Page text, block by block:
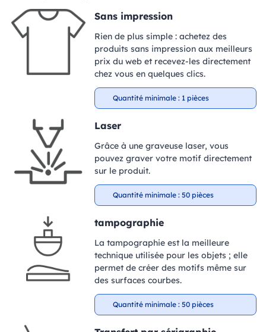
Sans impression
Rien de plus simple : achetez des
produits sans impression aux meilleurs
prix du web et recevez-les directement
chez vous en quelques clics.
Quantité minimale : 1 pièces
Laser
Grâce à une graveuse laser, vous
pouvez graver votre motif directement
sur le produit.
Quantité minimale : 50 pièces
tampographie
La tampographie est la meilleure
technique utilisée pour les objets ; elle
permet de créer des motifs même sur
des surfaces courbes.
Quantité minimale : 50 pièces